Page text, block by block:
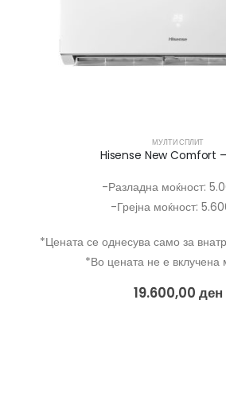
МУЛТИ СПЛИТ
Hisense New Comfort
-Разладна моќност:
-Грејна моќност:
*Цената се однесува само за
*Во цената не е вклучена
19.600,00 ден